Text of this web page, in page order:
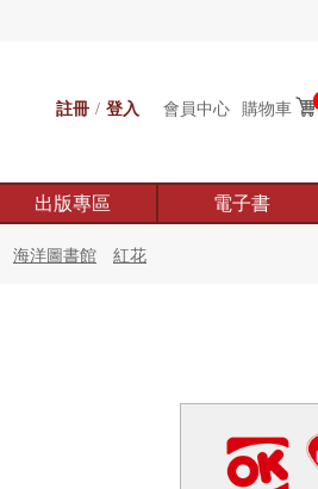
註冊 / 登入 會員中心 購物車
出版專區 電子書
海洋圖書館 紅花